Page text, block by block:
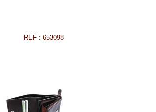
REF : 653098